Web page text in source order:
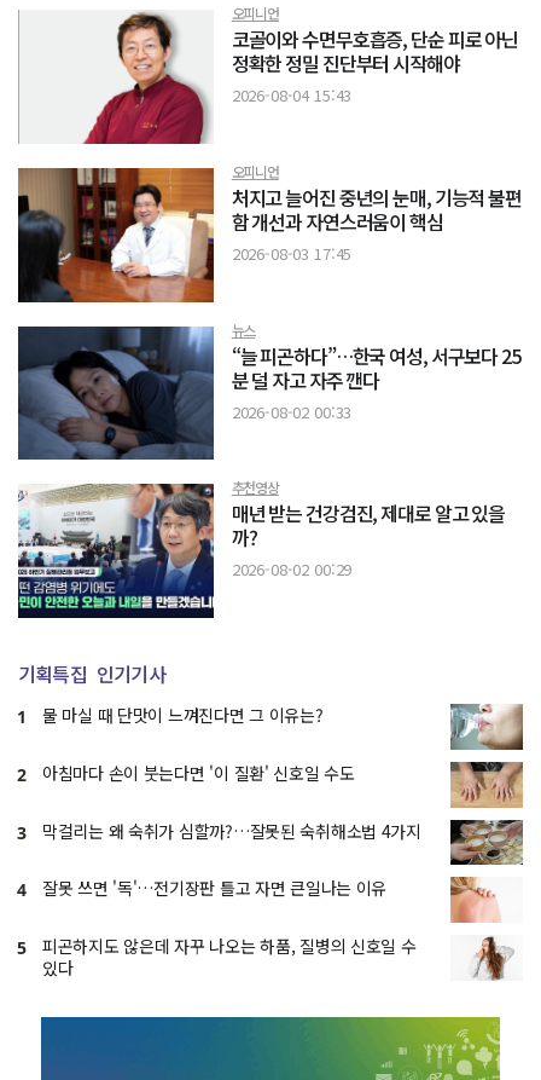
오피니언
코골이와 수면무호흡증, 단순 피로 아닌
정확한 정밀 진단부터 시작해야
2026-08-04 15:43
오피니언
처지고 늘어진 중년의 눈매, 기능적 불편
함 개선과 자연스러움이 핵심
2026-08-03 17:45
뉴스
“늘 피곤하다”…한국 여성, 서구보다 25
분 덜 자고 자주 깬다
2026-08-02 00:33
추천영상
매년 받는 건강검진, 제대로 알고 있을
까?
2026-08-02 00:29
기획특집 인기기사
1 물 마실 때 단맛이 느껴진다면 그 이유는?
2 아침마다 손이 붓는다면 '이 질환' 신호일 수도
3 막걸리는 왜 숙취가 심할까?…잘못된 숙취해소법 4가지
4 잘못 쓰면 '독'…전기장판 틀고 자면 큰일나는 이유
5
피곤하지도 않은데 자꾸 나오는 하품, 질병의 신호일 수
있다